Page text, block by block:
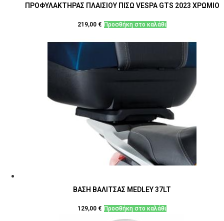
ΠΡΟΦΥΛΑΚΤΗΡΑΣ ΠΛΑΙΣΙΟΥ ΠΙΣΩ VESPA GTS 2023 ΧΡΩΜΙΟ
219,00 € Προσθήκη στο καλάθι
ΒΑΣΗ ΒΑΛΙΤΣΑΣ MEDLEY 37LT
129,00 € Προσθήκη στο καλάθι